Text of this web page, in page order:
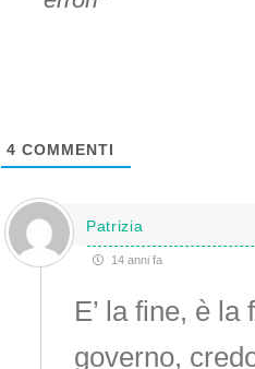
4 COMMENTI
Patrizia
14 anni fa
E’ la fine, è
governo,